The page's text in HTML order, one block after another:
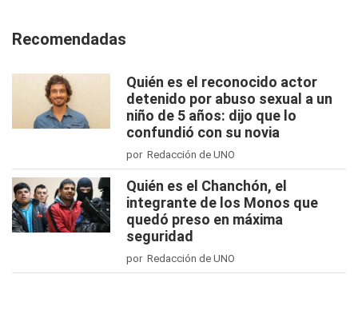
Recomendadas
Quién es el reconocido actor
detenido por abuso sexual a un
niño de 5 años: dijo que lo
confundió con su novia
por Redacción de UNO
Quién es el Chanchón, el
integrante de los Monos que
quedó preso en máxima
seguridad
por Redacción de UNO